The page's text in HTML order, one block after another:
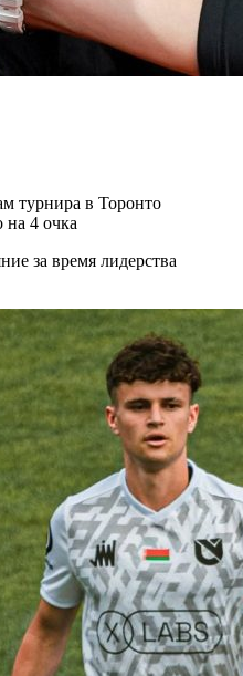
турнира в Торонто
на 4 очка
за время лидерства